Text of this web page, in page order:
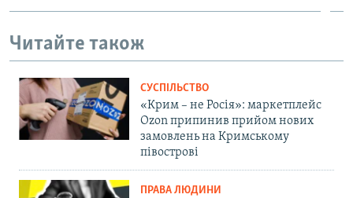
Читайте також
СУСПІЛЬСТВО
«Крим – не Росія»: маркетплейс
Ozon припинив прийом нових
замовлень на Кримському
півострові
ПРАВА ЛЮДИНИ